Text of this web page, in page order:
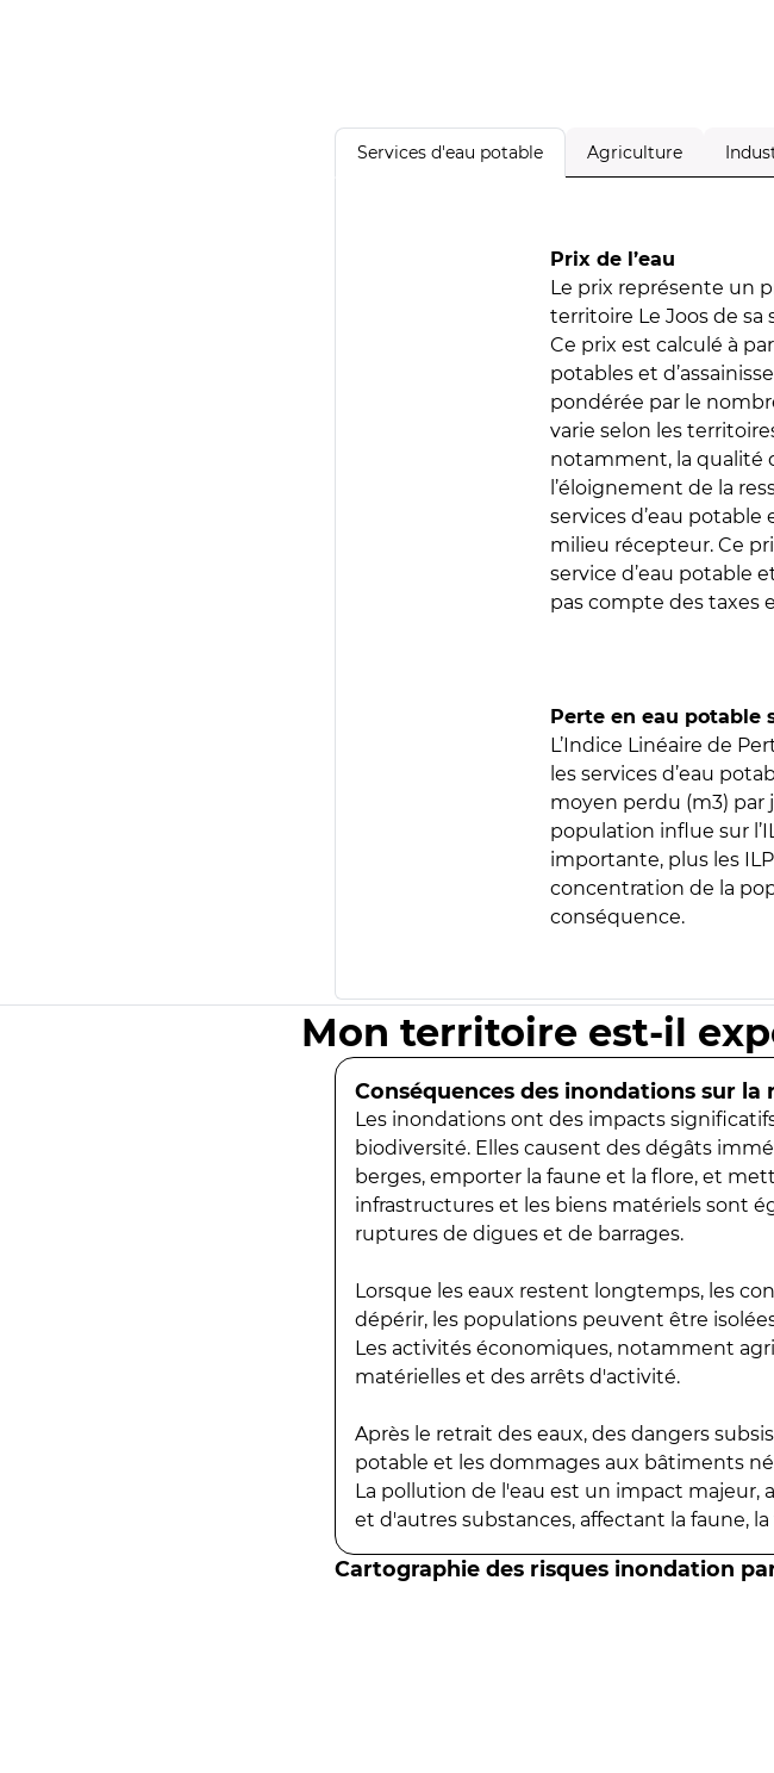
Services d'eau potable Agriculture
Prix de l’eau
Le prix représente un
territoire Le Joos de sa
Ce prix est calculé à
potables et
pondérée par le
varie selon les
notamment, la qualité
l’éloignement de la
services d’eau potable
milieu récepteur. Ce
service d’eau potable
pas compte des taxes
Perte en eau potable
L’Indice Linéaire de
les services d’eau
moyen perdu (m3) par
population influe sur
importante, plus les
concentration de la
conséquence.
Mon territoire est-il
Conséquences des inondations sur la
Les inondations ont des impacts
biodiversité. Elles causent des dégâts
berges, emporter la faune et la flore, et
infrastructures et les biens matériels sont
ruptures de digues et de barrages.
Lorsque les eaux restent longtemps, les
dépérir, les populations peuvent être
Les activités économiques, notamment
matérielles et des arrêts d'activité.
Après le retrait des eaux, des dangers
potable et les dommages aux bâtiments
La pollution de l'eau est un impact majeur,
et d'autres substances, affectant la faune,
Cartographie des risques inondation